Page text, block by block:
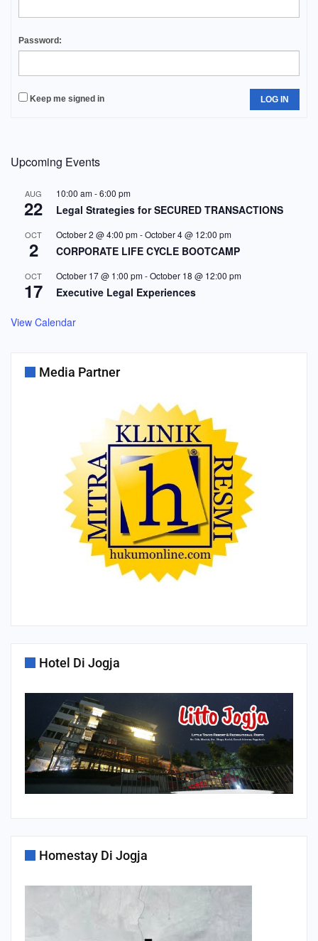
Password:
Keep me signed in LOG IN
Upcoming Events
AUG
22
10:00 am-6:00 pm
Legal Strategies for SECURED TRANSACTIONS
OCT
2
October 2 @ 4:00 pm-October 4 @ 12:00 pm
CORPORATE LIFE CYCLE BOOTCAMP
OCT
17
October 17 @ 1:00 pm-October 18 @ 12:00 pm
Executive Legal Experiences
View Calendar
Media Partner
Hotel Di Jogja
Homestay Di Jogja